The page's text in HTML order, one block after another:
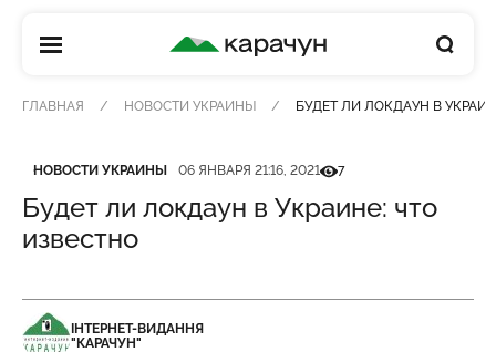
КАРАЧУН
ГЛАВНАЯ НОВОСТИ УКРАИНЫ БУДЕТ ЛИ ЛОКДАУН В
Категория
НОВОСТИ УКРАИНЫ
Дата публикации 06 ЯНВАРЯ 21:16, 2021Кількість переглядів
7
Будет ли локдаун в Украине: что
известно
ІНТЕРНЕТ-ВИДАННЯ
"КАРАЧУН"